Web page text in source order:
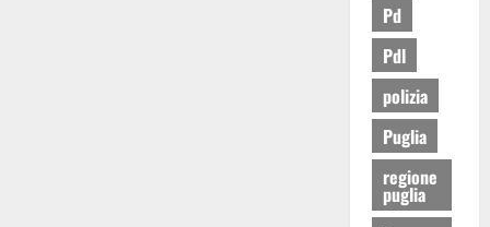
Pd
Pdl
polizia
Puglia
regione
puglia